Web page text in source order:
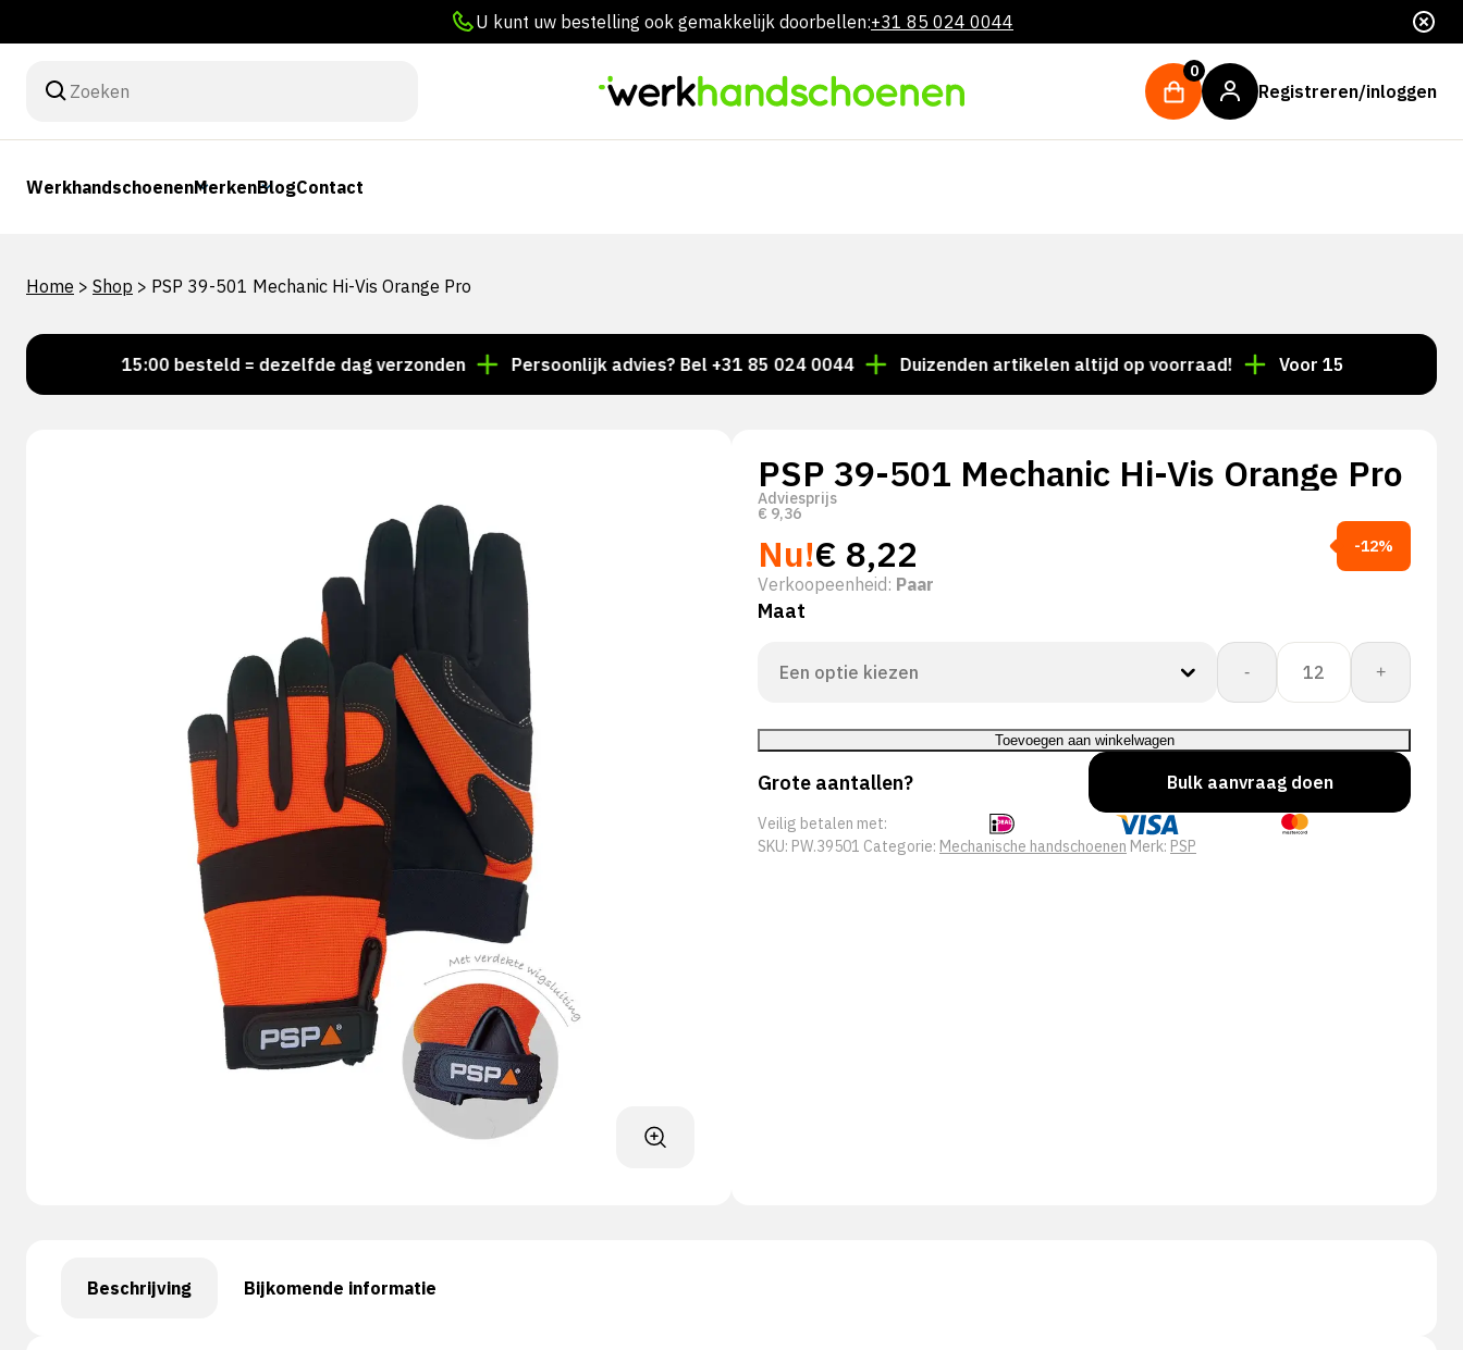
U kunt uw bestelling ook gemakkelijk doorbellen:+31 85 024 0044
0
Registreren/inloggen
WerkhandschoenenMerkenBlogContact
Home > Shop > PSP 39-501 Mechanic Hi-Vis Orange Pro
Voor 15:00 besteld = dezelfde dag verzonden Persoonlijk advies? Bel +31 85 024 0044 Duizenden artikelen altijd op voorraad! Voor 15:00 besteld =
PSP 39-501 Mechanic Hi-Vis Orange Pro
Adviesprijs
€ 9,36
Nu!€ 8,22 -12%
Verkoopeenheid: Paar
Maat
-
PSP
501
Mechanic
Hi-
Vis
Orange
+
Toevoegen aan winkelwagen
Grote aantallen? Bulk aanvraag doen
Veilig betalen met:
SKU: PW.39501 Categorie: Mechanische handschoenen Merk: PSP
Beschrijving Bijkomende informatie